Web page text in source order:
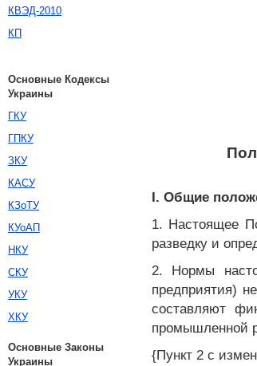
I. Общие
1. Настоящее
разведку и
2. Нормы
предприятия)
составляют
промышленной
{Пункт 2 с
КВЭД-2010
КП
Основные Кодексы
Украины
ГКУ
ГПКУ
ЗКУ
КАСУ
КЗоТУ
КУоАП
НКУ
СКУ
УКУ
ХКУ
Основные Законы
Украины